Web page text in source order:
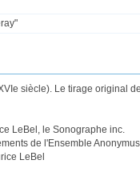
siècle). Le tirage original
LeBel, le Sonographe inc.
de l'Ensemble
LeBel